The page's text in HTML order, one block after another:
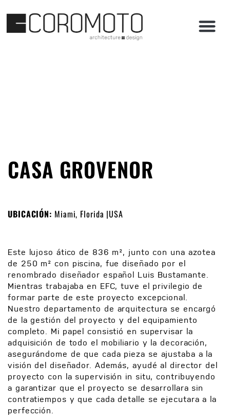
CASA GROVENOR
UBICACIÓN: Miami, Florida |USA
Este lujoso ático de 836 m², junto con una azotea
de 250 m² con piscina, fue diseñado por el
renombrado diseñador español Luis Bustamante.
Mientras trabajaba en EFC, tuve el privilegio de
formar parte de este proyecto excepcional.
Nuestro departamento de arquitectura se encargó
de la gestión del proyecto y del equipamiento
completo. Mi papel consistió en supervisar la
adquisición de todo el mobiliario y la decoración,
asegurándome de que cada pieza se ajustaba a la
visión del diseñador. Además, ayudé al director del
proyecto con la supervisión in situ, contribuyendo
a garantizar que el proyecto se desarrollara sin
contratiempos y que cada detalle se ejecutara a la
perfección.